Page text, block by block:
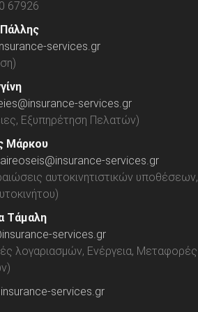
67926
services.gr
services.gr
Εξυπηρέτηση Πελατών)
Μάρκου
services.gr
αυτοκινητιστικών υποθέσεων,
Τάμαλη
services.gr
λογαριασμών, Ενέργεια, Μεταφορές
services.gr